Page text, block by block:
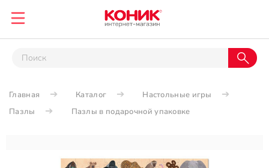
Главная Каталог
Настольные игры
Пазлы
Пазлы в подарочной упаковке